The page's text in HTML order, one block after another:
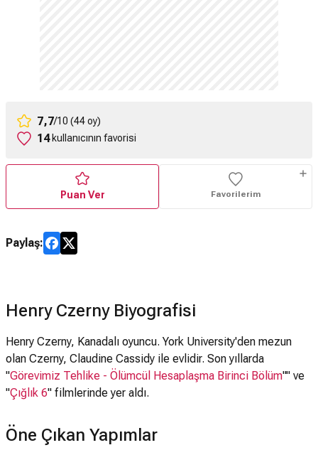
7,7/10 (44 oy)
14 kullanıcının favorisi
Puan Ver Favorilerim
Paylaş:
Henry Czerny Biyografisi
Henry Czerny, Kanadalı oyuncu. York University'den mezun
olan Czerny, Claudine Cassidy ile evlidir. Son yıllarda
"Görevimiz Tehlike - Ölümcül Hesaplaşma Birinci Bölüm"" ve
"Çığlık 6" filmlerinde yer aldı.
Öne Çıkan Yapımlar